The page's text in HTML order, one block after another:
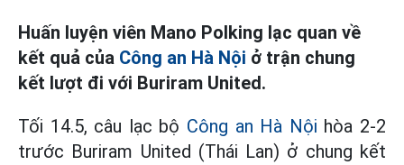
Huấn luyện viên Mano Polking lạc quan về
kết quả của Công an Hà Nội ở trận chung
kết lượt đi với Buriram United.
Tối 14.5, câu lạc bộ Công an Hà Nội hòa 2-2
trước Buriram United (Thái Lan) ở chung kết